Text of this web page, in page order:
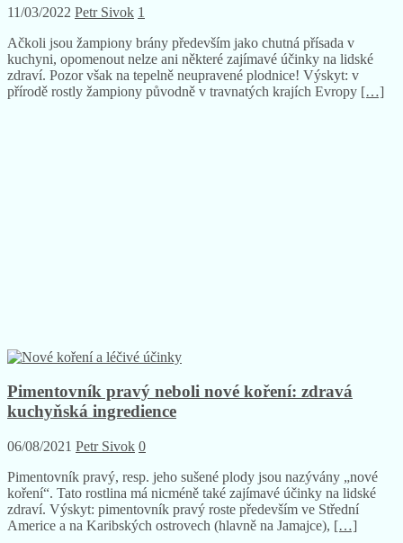
11/03/2022 Petr Sivok 1
Ačkoli jsou žampiony brány především jako chutná přísada v
kuchyni, opomenout nelze ani některé zajímavé účinky na lidské
zdraví. Pozor však na tepelně neupravené plodnice! Výskyt: v
přírodě rostly žampiony původně v travnatých krajích Evropy […]
Pimentovník pravý neboli nové koření: zdravá
kuchyňská ingredience
06/08/2021 Petr Sivok 0
Pimentovník pravý, resp. jeho sušené plody jsou nazývány „nové
koření“. Tato rostlina má nicméně také zajímavé účinky na lidské
zdraví. Výskyt: pimentovník pravý roste především ve Střední
Americe a na Karibských ostrovech (hlavně na Jamajce), […]